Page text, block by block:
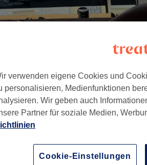
München, 81541
40 Min.Details anzeigen
verwenden eigene Cookies und
personalisieren, Medienfunktionen
Wir geben auch
Partner für soziale Medien,
Cookie-Einstellungen